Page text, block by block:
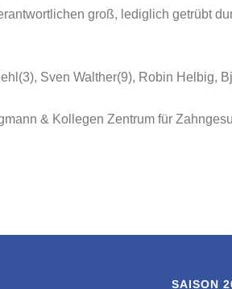
groß, lediglich getrübt
Sven Walther(9), Robin Helbig,
& Kollegen Zentrum für
SAISON